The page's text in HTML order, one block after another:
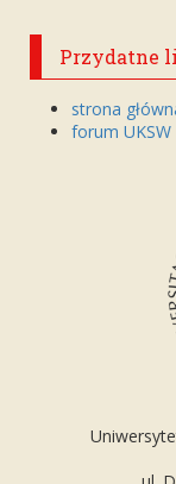
Przydatne
strona
forum UKSW